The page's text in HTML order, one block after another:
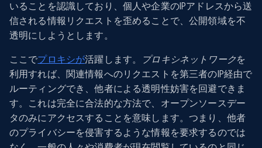
いることを認識しており、個人や企業のIPアドレスから送
信される情報リクエストを歪めることで、公開領域を不
透明にしようとします。
ここでプロキシが活躍します。 プロキシネットワークを
利用すれば、関連情報へのリクエストを第三者のIP経由で
ルーティングでき、他者による透明性妨害を回避できま
す。これは完全に合法的な方法で、オープンソースデー
タのみにアクセスすることを意味します。つまり、他者
のプライバシーを侵害するような情報を要求するのでは